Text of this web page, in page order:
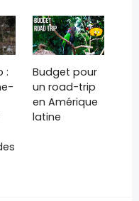
:
Budget pour
un road-trip
en Amérique
latine